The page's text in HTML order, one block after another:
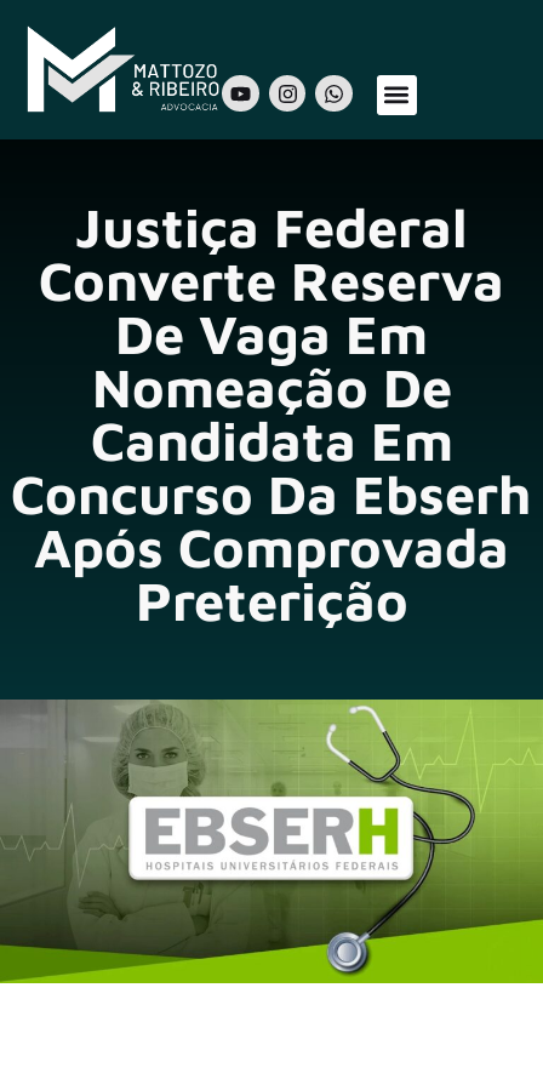
Justiça Federal
Converte Reserva
De Vaga Em
Nomeação De
Candidata Em
Concurso Da Ebserh
Após Comprovada
Preterição